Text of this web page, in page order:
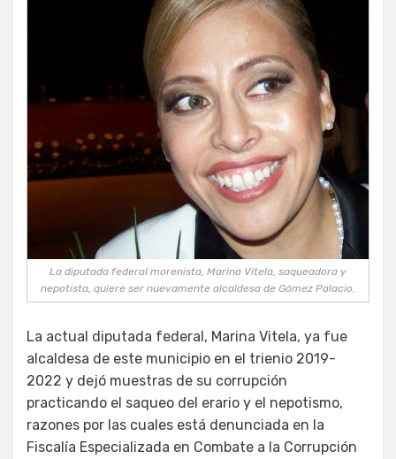
La diputada federal morenista, Marina Vitela, saqueadora y
nepotista, quiere ser nuevamente alcaldesa de Gómez Palacio.
La actual diputada federal, Marina Vitela, ya fue
alcaldesa de este municipio en el trienio 2019-
2022 y dejó muestras de su corrupción
practicando el saqueo del erario y el nepotismo,
razones por las cuales está denunciada en la
Fiscalía Especializada en Combate a la Corrupción